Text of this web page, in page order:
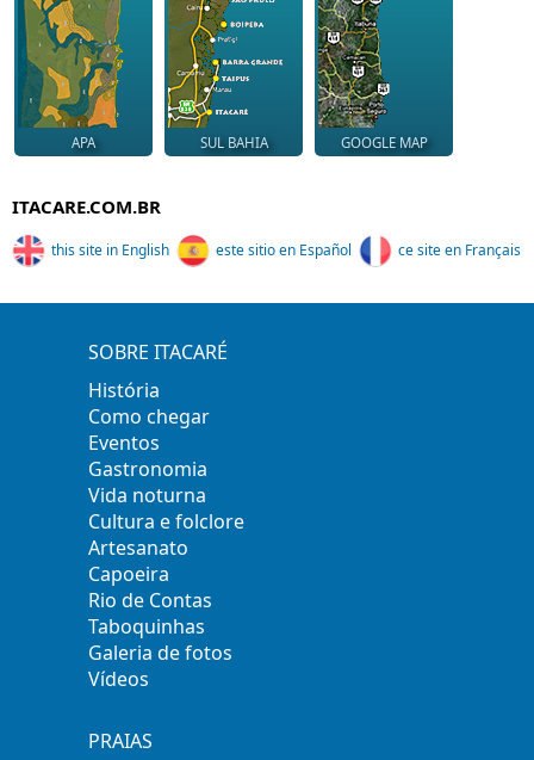
APA SUL BAHIA GOOGLE MAP
ITACARE.COM.BR
this site in English este sitio en Español ce site en Français
SOBRE ITACARÉ
História
Como chegar
Eventos
Gastronomia
Vida noturna
Cultura e folclore
Artesanato
Capoeira
Rio de Contas
Taboquinhas
Galeria de fotos
Vídeos
PRAIAS